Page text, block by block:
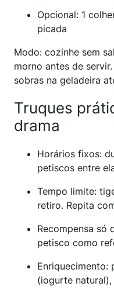
Opcional: 1
picada
Modo: cozinhe sem
morno antes de
sobras na geladeira
Truques
drama
Horários fixos:
petiscos entre
Tempo limite:
retiro. Repita
Recompensa só
petisco como
Enriquecimento:
(iogurte